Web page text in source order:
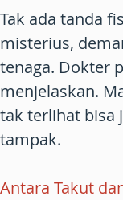
Tak ada tanda
misterius,
tenaga. Dokter
menjelaskan.
tak terlihat bisa
tampak.
Antara Takut